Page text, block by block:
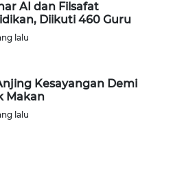
AI dan Filsafat
Diikuti 460 Guru
lalu
Kesayangan Demi
Makan
lalu